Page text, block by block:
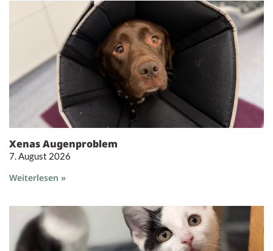
Xenas Augenproblem
7. August 2026
Weiterlesen »